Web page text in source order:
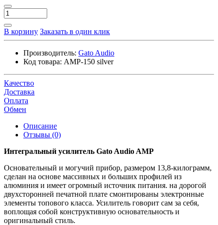
В корзину Заказать в один клик
Производитель: Gato Audio
Код товара: AMP-150 silver
Качество
Доставка
Оплата
Обмен
Описание
Отзывы (0)
Интегральный усилитель Gato Audio AMP
Основательный и могучий прибор, размером 13,8-килограмм,
сделан на основе массивных и больших профилей из
алюминия и имеет огромный источник питания. на дорогой
двухсторонней печатной плате смонтированы электронные
элементы топового класса. Усилитель говорит сам за себя,
воплощая собой конструктивную основательность и
оригинальный стиль.